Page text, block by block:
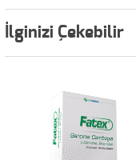
İlginizi Çekebilir